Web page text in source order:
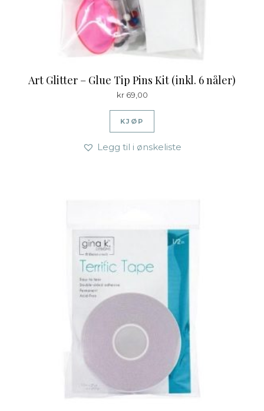
Art Glitter – Glue Tip Pins Kit (inkl. 6 nåler)
kr69,00
KJØP
Legg til i ønskeliste